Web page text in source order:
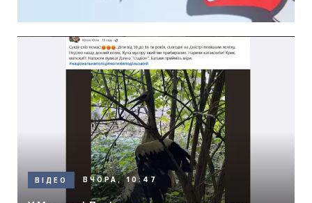
ВІДЕО ВЧОРА, 10:47